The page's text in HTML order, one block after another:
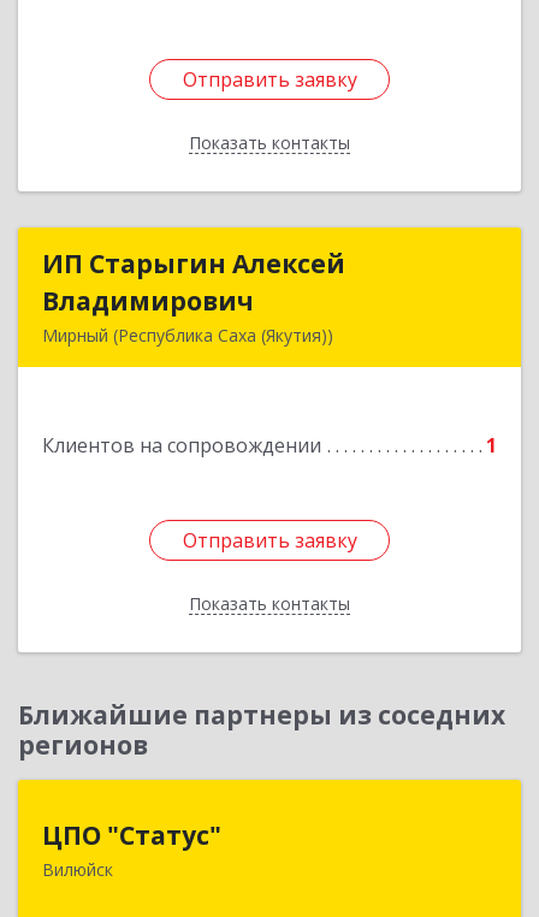
Отправить заявку
Показать контакты
Отправить заявку
Назад
ИП Старыгин Алексей
Владимирович
Мирный (Республика Саха (Якутия))
Клиентов на сопровождении 1
Отправить заявку
Показать контакты
ИП Старыгин Алексей
Отправить заявку
Назад
Ближайшие партнеры из соседних
регионов
ЦПО "Статус"
Вилюйск
677000, Саха /Якутия/ Респ, Якутск г, Ленина пр-